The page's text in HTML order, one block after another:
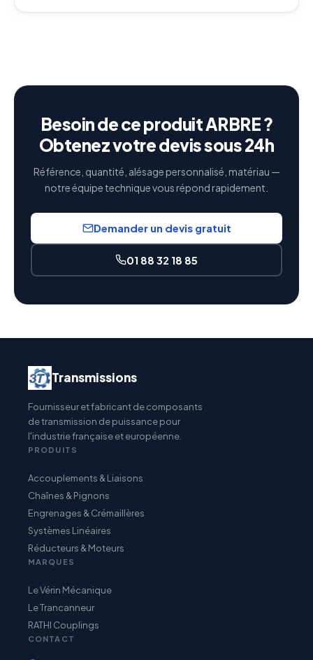
Besoin de ce produit ARBRE ?
Obtenez votre devis sous 24h
Référence, quantité, alésage personnalisé, matériau —
notre équipe technique vous répond rapidement.
Demander un devis gratuit
01 88 32 18 85
Transmissions
Fournisseur et fabricant de composants
de transmission de puissance pour
l'industrie française et européenne.
PRODUITS
Accouplements & Liaisons
Chaînes & Pignons
Engrenages & Crémaillères
Systèmes Linéaires
Réducteurs & Moteurs
MARQUES
Le Vérin Mécanique
Le Trancanneur
RATHI Couplings
CONTACT